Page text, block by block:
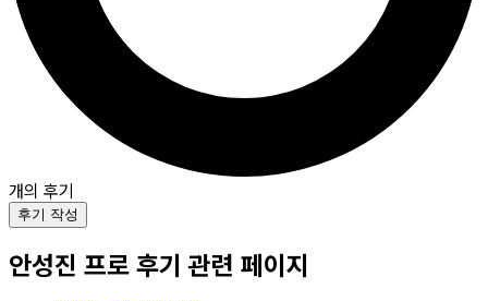
개의 후기
후기 작성
안성진 프로 후기 관련 페이지